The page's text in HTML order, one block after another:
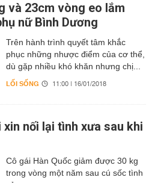
và 23cm vòng eo lắm
nữ Bình Dương
Trên hành trình quyết tâm khắc
phục những nhược điểm của cơ thể,
dù gặp nhiều khó khăn nhưng chị...
LỐI SỐNG 11:00 | 16/01/2018
nối lại tình xưa sau khi
Cô gái Hàn Quốc giảm được 30 kg
trong vòng một năm sau cú sốc tình